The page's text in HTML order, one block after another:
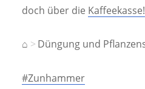
doch über die Kaffeekasse!
⌂ Düngung und
#Zunhammer